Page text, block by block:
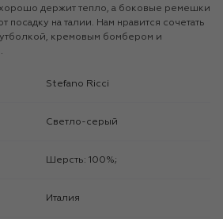
хорошо держит тепло, а боковые ремешки
посадку на талии. Нам нравится сочетать
кремовым бомбером и
Stefano Ricci
Светло-серый
Шерсть: 100%;
Италия